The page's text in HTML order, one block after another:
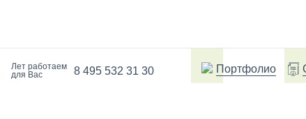
Лет работаем
для Вас
8 495 532 31 30 Портфолио